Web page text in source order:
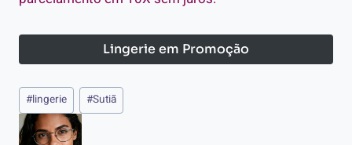
Lingerie em Promoção
Tags
do
Post:
#lingerie #Sutiã